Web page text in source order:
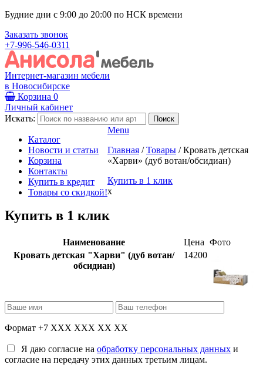
Будние дни с 9:00 до 20:00 по НСК времени
Заказать звонок
+7-996-546-0311
Интернет-магазин мебели
в Новосибирске
Корзина 0
Личный кабинет
Искать:
Каталог
Новости и статьи
Корзина
Контакты
Купить в кредит
Товары со скидкой!
Menu
Главная / Товары / Кровать детская
«Харви» (дуб вотан/обсидиан)
Купить в 1 клик
x
Купить в 1 клик
Наименование Цена Фото
Кровать детская "Харви" (дуб вотан/
обсидиан)
14200
Формат +7 XXX XXX XX XX
Я даю согласие на обработку персональных данных и
согласие на передачу этих данных третьим лицам.